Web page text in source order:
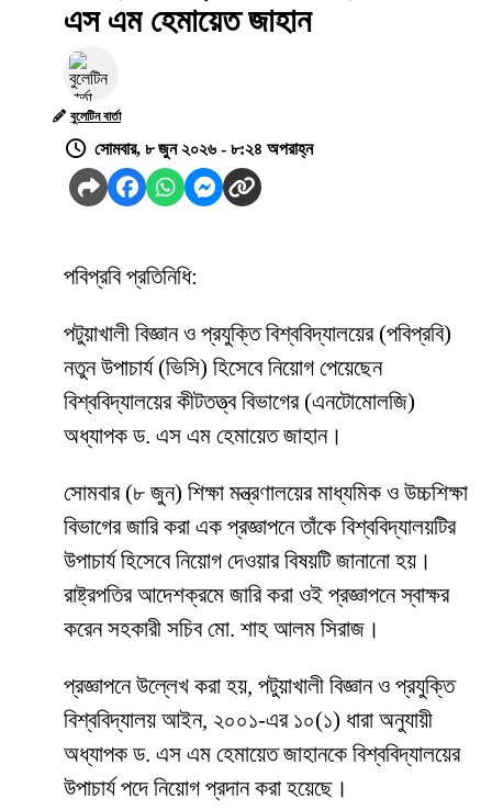
এস এম হেমায়েত জাহান
বুলেটিন বার্তা
সোমবার, ৮ জুন ২০২৬ - ৮:২৪ অপরাহ্ন
পবিপ্রবি প্রতিনিধি:
পটুয়াখালী বিজ্ঞান ও প্রযুক্তি বিশ্ববিদ্যালয়ের (পবিপ্রবি)
নতুন উপাচার্য (ভিসি) হিসেবে নিয়োগ পেয়েছেন
বিশ্ববিদ্যালয়ের কীটতত্ত্ব বিভাগের (এনটোমোলজি)
অধ্যাপক ড. এস এম হেমায়েত জাহান।
সোমবার (৮ জুন) শিক্ষা মন্ত্রণালয়ের মাধ্যমিক ও উচ্চশিক্ষা
বিভাগের জারি করা এক প্রজ্ঞাপনে তাঁকে বিশ্ববিদ্যালয়টির
উপাচার্য হিসেবে নিয়োগ দেওয়ার বিষয়টি জানানো হয়।
রাষ্ট্রপতির আদেশক্রমে জারি করা ওই প্রজ্ঞাপনে স্বাক্ষর
করেন সহকারী সচিব মো. শাহ আলম সিরাজ।
প্রজ্ঞাপনে উল্লেখ করা হয়, পটুয়াখালী বিজ্ঞান ও প্রযুক্তি
বিশ্ববিদ্যালয় আইন, ২০০১-এর ১০(১) ধারা অনুযায়ী
অধ্যাপক ড. এস এম হেমায়েত জাহানকে বিশ্ববিদ্যালয়ের
উপাচার্য পদে নিয়োগ প্রদান করা হয়েছে।